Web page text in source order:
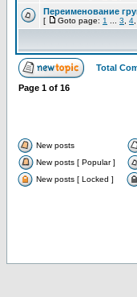
Переименование
[ Goto page: 1 3 4
Total
Page 1 of 16
New posts
New posts [ Popular ]
New posts [ Locked ]